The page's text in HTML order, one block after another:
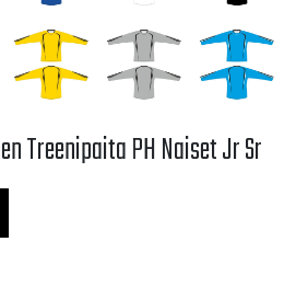
Treenipaita PH Naiset Jr Sr